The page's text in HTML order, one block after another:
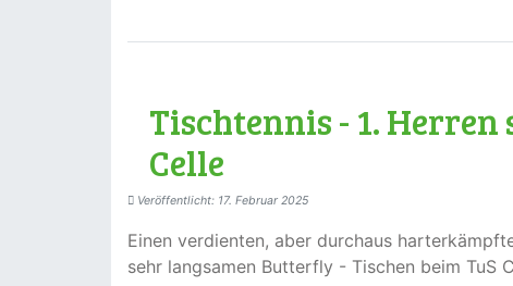
Tischtennis - 1.
Celle
Veröffentlicht: 17. Februar 2025
Einen verdienten, aber durchaus
sehr langsamen Butterfly - Tischen beim TuS